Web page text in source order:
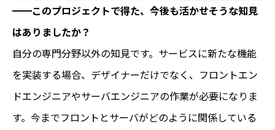
━━このプロジェクトで得た、今後も活かせそうな知見
はありましたか？
自分の専門分野以外の知見です。サービスに新たな機能
を実装する場合、デザイナーだけでなく、フロントエン
ドエンジニアやサーバエンジニアの作業が必要になりま
す。今までフロントとサーバがどのように関係している